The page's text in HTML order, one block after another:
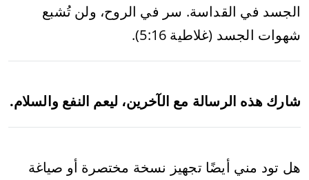
الجسد في القداسة. سر في الروح، ولن تُشبع
شهوات الجسد (غلاطية 5:16).
شارك هذه الرسالة مع الآخرين، ليعم النفع والسلام.
هل تود مني أيضًا تجهيز نسخة مختصرة أو صياغة